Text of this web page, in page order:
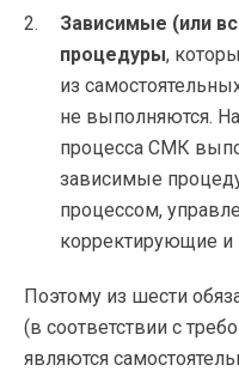
Зависимые (или
процедуры,
из
не выполняются.
процесса СМК
зависимые
процессом,
корректирующие
Поэтому из шести
(в соответствии с
являются